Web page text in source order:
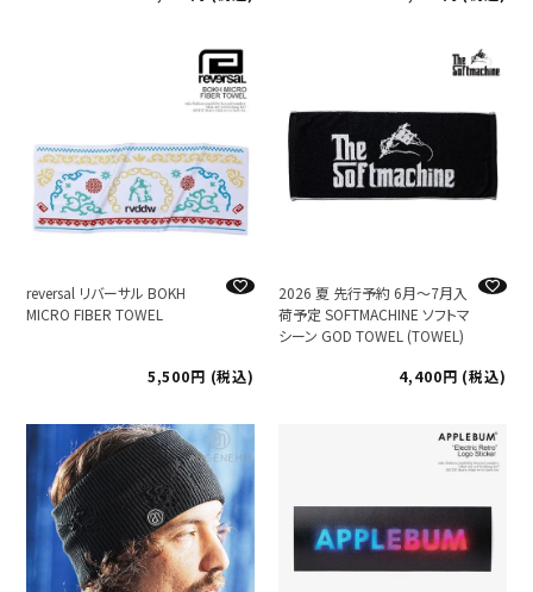
reversal リバーサル BOKH
MICRO FIBER TOWEL
5,500 税込
2026 夏 先行予約 6月～7月入
荷予定 SOFTMACHINE ソフトマ
シーン GOD TOWEL (TOWEL)
4,400
税込